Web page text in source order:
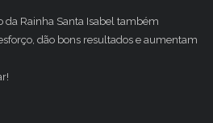
da Rainha Santa Isabel também
dão bons resultados e aumentam